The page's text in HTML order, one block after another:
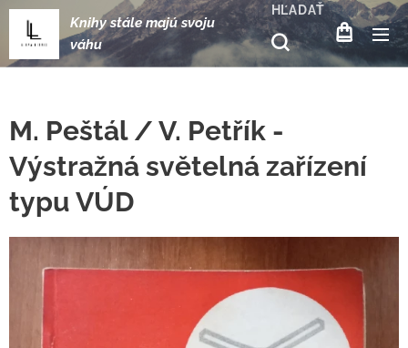
Knihy stále majú svoju
váhu
HĽADAŤ
M. Peštál / V. Petřík -
Výstražná světelná zařízení
typu VÚD